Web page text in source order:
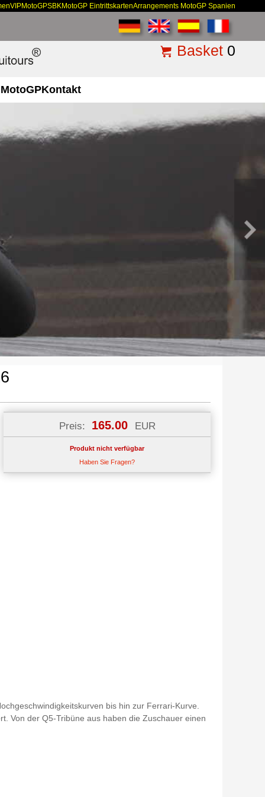
VIPMotoGPSBKMotoGP EintrittskartenArrangements MotoGP Spanien
Basket 0
Kontakt
Preis: 165.00 EUR
Produkt nicht verfügbar
Haben Sie Fragen?
bis hin zur Ferrari-Kurve.
Von der Q5-Tribüne aus haben die Zuschauer einen